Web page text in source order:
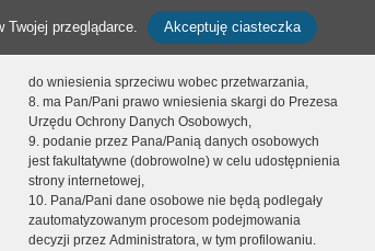
przeglądarce. Akceptuję ciasteczka
do wniesienia sprzeciwu wobec przetwarzania,
8. ma Pan/Pani prawo wniesienia skargi do Prezesa
Urzędu Ochrony Danych Osobowych,
9. podanie przez Pana/Panią danych osobowych
jest fakultatywne (dobrowolne) w celu udostępnienia
strony internetowej,
10. Pana/Pani dane osobowe nie będą podlegały
zautomatyzowanym procesom podejmowania
decyzji przez Administratora, w tym profilowaniu.